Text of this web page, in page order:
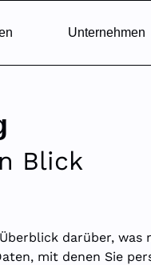
Unternehmen
Blick
darüber,
mit denen Sie